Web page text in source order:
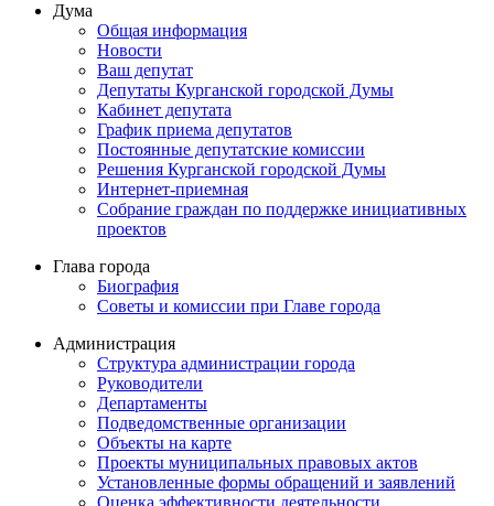
Дума
Общая информация
Новости
Ваш депутат
Депутаты Курганской городской Думы
Кабинет депутата
График приема депутатов
Постоянные депутатские комиссии
Решения Курганской городской Думы
Интернет-приемная
Собрание граждан по поддержке инициативных
проектов
Глава города
Биография
Советы и комиссии при Главе города
Администрация
Структура администрации города
Руководители
Департаменты
Подведомственные организации
Объекты на карте
Проекты муниципальных правовых актов
Установленные формы обращений и заявлений